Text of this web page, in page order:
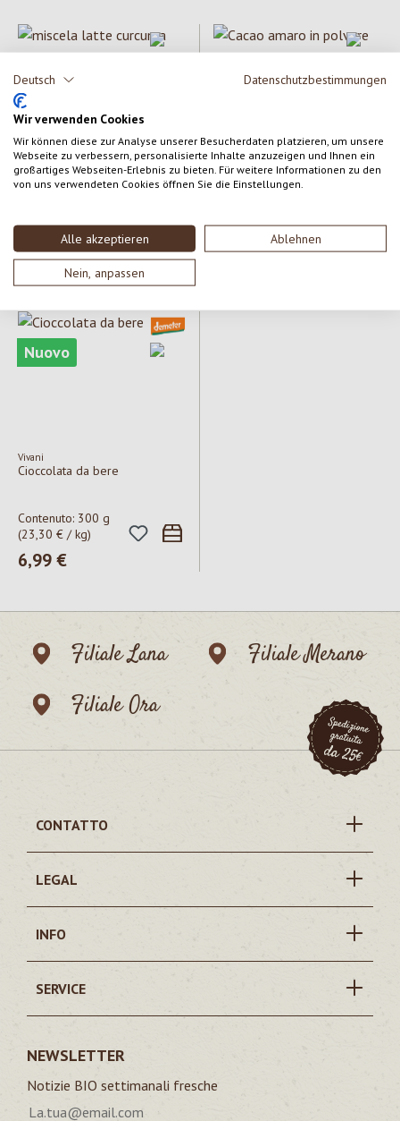
Deutsch Datenschutzbestimmungen
Wir verwenden Cookies
Wir können diese zur Analyse unserer Besucherdaten platzieren, um unsere
Webseite zu verbessern, personalisierte Inhalte anzuzeigen und Ihnen ein
großartiges Webseiten-Erlebnis zu bieten. Für weitere Informationen zu den
von uns verwendeten Cookies öffnen Sie die Einstellungen.
Alle akzeptieren Ablehnen
Nein, anpassen
Sonnentor
miscela latte curcuma zenzero
Contenuto:60 g
(94,83 € / kg)
Prezzo normale:
5,69 €
Alce Nero
Cacao amaro in polvere
Contenuto:75 g
(45,20 € / kg)
Nuovo
Vivani
Cioccolata da bere
Contenuto: 300 g
(23,30 € / kg)
Prezzo normale:
6,99 €
Filiale Lana
Filiale Merano
Filiale Ora
CONTATTO
LEGAL
INFO
SERVICE
NEWSLETTER
Notizie BIO settimanali fresche